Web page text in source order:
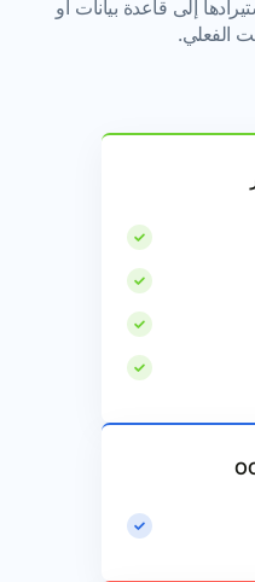
إلى قاعدة بيانات أو
الفعلي.